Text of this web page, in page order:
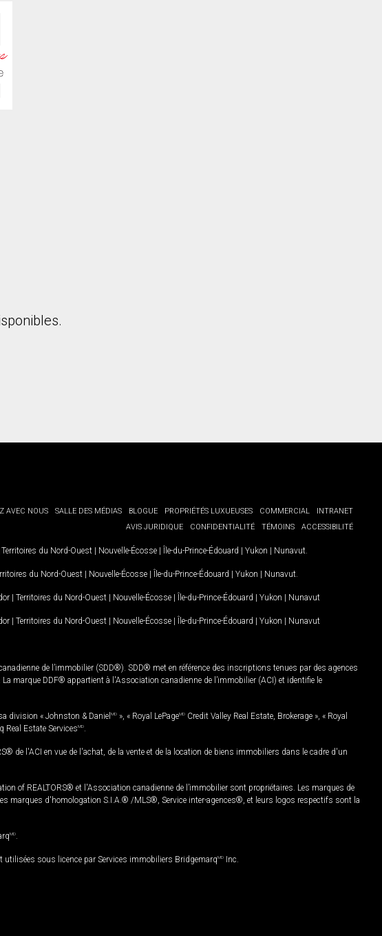
AVEC NOUS SALLE DES MÉDIAS BLOGUE PROPRIÉTÉS LUXUEUSES COMMERCIAL
INTRANET
AVIS JURIDIQUE
CONFIDENTIALITÉ TÉMOINS ACCESSIBILITÉ
Territoires du Nord-Ouest Nouvelle-Écosse Île-du-Prince-Édouard Yukon Nunavut.
du Nord-Ouest Nouvelle-Écosse Île-du-Prince-Édouard Yukon Nunavut.
Territoires du Nord-Ouest Nouvelle-Écosse Île-du-Prince-Édouard Yukon Nunavut
Territoires du Nord-Ouest Nouvelle-Écosse Île-du-Prince-Édouard Yukon Nunavut
de l’immobilier (SDD®). SDD® met en référence des inscriptions tenues par des agences
marque DDF® appartient à l'Association canadienne de l’immobilier (ACI) et identifie le
division « Johnston & Daniel MD », « Royal LePageMD Credit Valley Real Estate, Brokerage », « Royal
Real Estate ServicesMD.
de l'ACI en vue de l'achat, de la vente et de la location de biens immobiliers dans le cadre d'un
of REALTORS® et l'Association canadienne de l’immobilier sont propriétaires. Les marques de
marques d'homologation S.I.A.® /MLS®, Service inter-agences®, et leurs logos respectifs sont la
MD.
utilisées sous licence par Services immobiliers BridgemarqMD Inc.